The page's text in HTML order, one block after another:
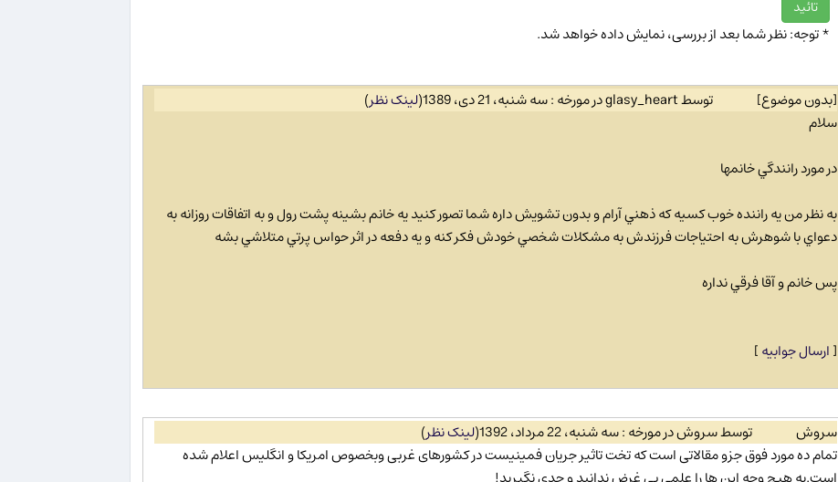
* توجه: نظر شما بعد از بررسی، نمایش داده خواهد شد.
[بدون موضوع] توسط glasy_heart در مورخه : سه شنبه، 21 دی، 1389 (لینک نظر)
سلام
در مورد رانندگي خانمها
به نظر من يه راننده خوب كسيه كه ذهني آرام و بدون تشويش داره شما تصور كنيد يه خانم بشينه پشت رول و به اتفاقات روزانه به
دعواي با شوهرش به احتياجات فرزندش به مشكلات شخصي خودش فكر كنه و يه دفعه در اثر حواس پرتي متلاشي بشه
پس خانم و آقا فرقي نداره
[ارسال جوابیه]
سروش توسط سروش در مورخه : سه شنبه، 22 مرداد، 1392 (لینک نظر)
تمام ده مورد فوق جزو مقالاتی است که تخت تاثیر جریان فمینیست در کشورهای غربی وبخصوص امریکا و انگلیس اعلام شده